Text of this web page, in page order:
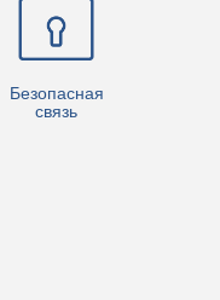
Безопасная
связь